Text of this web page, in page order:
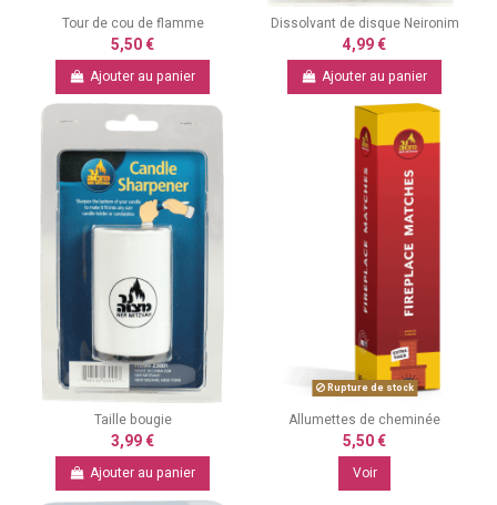
Tour de cou de flamme
5,50 €
Ajouter au panier
Dissolvant de disque Neironim
4,99 €
Ajouter au panier
Taille bougie
3,99 €
Ajouter au panier
Rupture de stock
Allumettes de cheminée
5,50 €
Voir